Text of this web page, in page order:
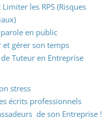
les RPS (Risques
en public
et gérer son temps
Tuteur en Entreprise
stress
écrits professionnels
de son Entreprise !